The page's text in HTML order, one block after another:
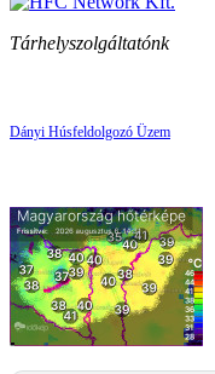
Tárhelyszolgáltatónk
Dányi Húsfeldolgozó Üzem